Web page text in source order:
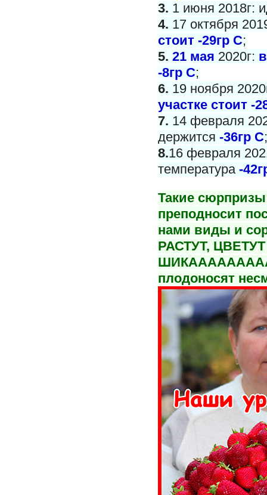
3. 1 июня 2018г:
4. 17 октября
стоит -29гр С;
5. 21 мая 2020г:
-8гр С;
6. 19 ноября
участке стоит -
7. 14 февраля
держится -36гр С;
8.16 февраля
температура -
Такие
преподносит
нами виды и
РАСТУТ,
плодоносят